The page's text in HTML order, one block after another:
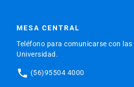
MESA CENTRAL
Teléfono para comunicarse con
Universidad.
phone (56)95504 4000